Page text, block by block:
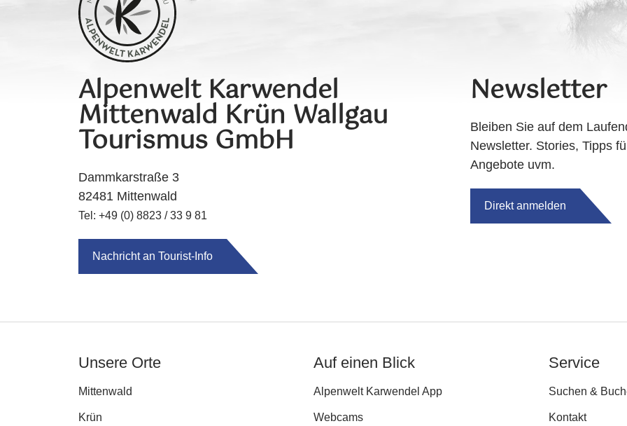
Alpenwelt Karwendel
Mittenwald Krün Wallgau
Tourismus GmbH
Dammkarstraße 3
82481 Mittenwald
Tel: +49 (0) 8823 / 33 9 81
Nachricht an Tourist-Info
Newsletter
Bleiben Sie auf dem
Newsletter. Stories, Tipps
Angebote uvm.
Direkt anmelden
Unsere Orte
Mittenwald
Krün
Auf einen Blick
Alpenwelt Karwendel App
Webcams
Service
Suchen &
Kontakt